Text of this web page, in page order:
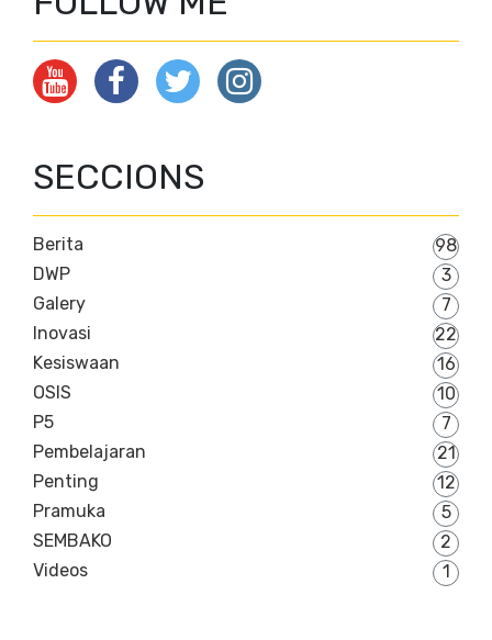
SECCIONS
Berita
98
DWP
3
Galery
7
Inovasi
22
Kesiswaan
16
OSIS
10
P5
7
Pembelajaran
21
Penting
12
Pramuka
5
SEMBAKO
2
Videos
1